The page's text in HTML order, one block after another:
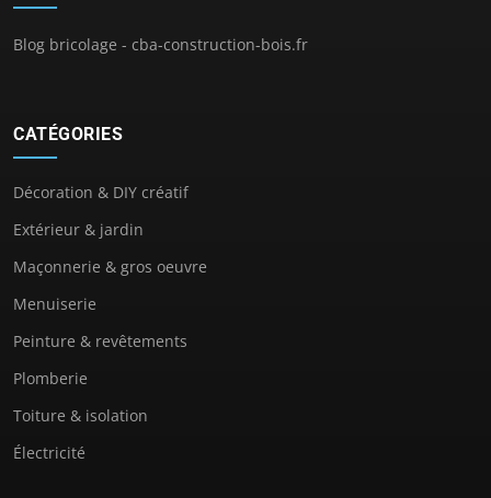
Blog bricolage - cba-construction-bois.fr
CATÉGORIES
Décoration & DIY créatif
Extérieur & jardin
Maçonnerie & gros oeuvre
Menuiserie
Peinture & revêtements
Plomberie
Toiture & isolation
Électricité